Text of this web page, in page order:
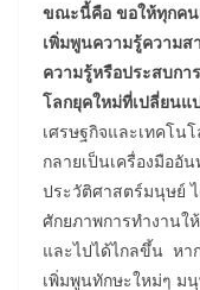
ขณะนี้คือ ขอให้ทุกคน
เพิ่มพูนความรู้ความส
ความรู้หรือประสบก
โลกยุคใหม่ที่เปลี่ยนแ
เศรษฐกิจและเทคโน
กลายเป็นเครื่องมืออั
ประวัติศาสตร์มนุษย์
ศักยภาพการทำงาน
และไปได้ไกลขึ้น หา
เพิ่มพูนทักษะใหม่ๆ ม